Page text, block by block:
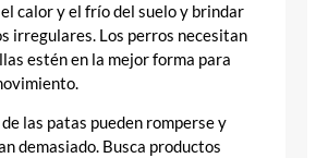
calor y el frío del suelo y brindar
irregulares. Los perros necesitan
estén en la mejor forma para
las patas pueden romperse y
demasiado. Busca productos